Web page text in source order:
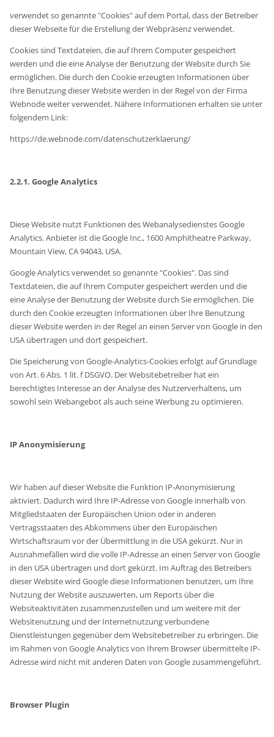
verwendet so genannte "Cookies" auf dem Portal, dass der Betreiber
dieser Webseite für die Erstellung der Webpräsenz verwendet.
Cookies sind Textdateien, die auf Ihrem Computer gespeichert
werden und die eine Analyse der Benutzung der Website durch Sie
ermöglichen. Die durch den Cookie erzeugten Informationen über
Ihre Benutzung dieser Website werden in der Regel von der Firma
Webnode weiter verwendet. Nähere Informationen erhalten sie unter
folgendem Link:
https://de.webnode.com/datenschutzerklaerung/
2.2.1. Google Analytics
Diese Website nutzt Funktionen des Webanalysedienstes Google
Analytics. Anbieter ist die Google Inc., 1600 Amphitheatre Parkway,
Mountain View, CA 94043, USA.
Google Analytics verwendet so genannte "Cookies". Das sind
Textdateien, die auf Ihrem Computer gespeichert werden und die
eine Analyse der Benutzung der Website durch Sie ermöglichen. Die
durch den Cookie erzeugten Informationen über Ihre Benutzung
dieser Website werden in der Regel an einen Server von Google in den
USA übertragen und dort gespeichert.
Die Speicherung von Google-Analytics-Cookies erfolgt auf Grundlage
von Art. 6 Abs. 1 lit. f DSGVO. Der Websitebetreiber hat ein
berechtigtes Interesse an der Analyse des Nutzerverhaltens, um
sowohl sein Webangebot als auch seine Werbung zu optimieren.
IP Anonymisierung
Wir haben auf dieser Website die Funktion IP-Anonymisierung
aktiviert. Dadurch wird Ihre IP-Adresse von Google innerhalb von
Mitgliedstaaten der Europäischen Union oder in anderen
Vertragsstaaten des Abkommens über den Europäischen
Wirtschaftsraum vor der Übermittlung in die USA gekürzt. Nur in
Ausnahmefällen wird die volle IP-Adresse an einen Server von Google
in den USA übertragen und dort gekürzt. Im Auftrag des Betreibers
dieser Website wird Google diese Informationen benutzen, um Ihre
Nutzung der Website auszuwerten, um Reports über die
Websiteaktivitäten zusammenzustellen und um weitere mit der
Websitenutzung und der Internetnutzung verbundene
Dienstleistungen gegenüber dem Websitebetreiber zu erbringen. Die
im Rahmen von Google Analytics von Ihrem Browser übermittelte IP-
Adresse wird nicht mit anderen Daten von Google zusammengeführt.
Browser Plugin